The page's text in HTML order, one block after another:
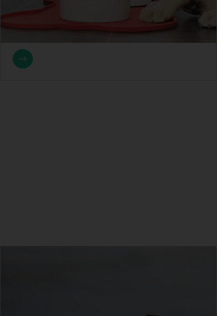
Probiotica voor hond en kat kunnen de darmflora
ondersteunen, vooral bij diarree, stress of een
voerverandering.Ze worden vaak gegeven als poeder,
toe te dienen.Kies probiotica bij voorkeur in overleg met
uw dierenarts, zeker bij aanhoudende klachten of jonge
dieren.